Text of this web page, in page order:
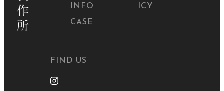
INFO
CASE
ICY
FIND US